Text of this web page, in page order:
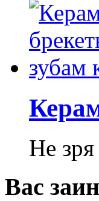
Не зря
Вас